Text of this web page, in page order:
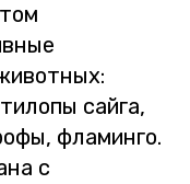
сайга,
фла­мин­го.
с